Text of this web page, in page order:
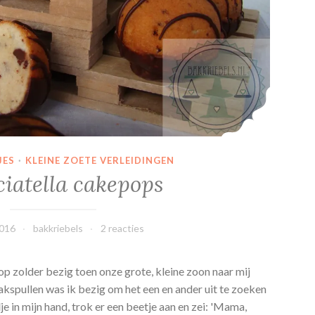
· KLEINE ZOETE VERLEIDINGEN
cakepops
bakkriebels 2 reacties
zolder bezig toen onze grote, kleine zoon naar mij
was ik bezig om het een en ander uit te zoeken
in mijn hand, trok er een beetje aan en zei: 'Mama,